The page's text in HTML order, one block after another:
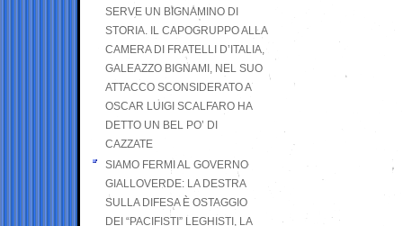
SERVE UN BIGNAMINO DI
STORIA. IL CAPOGRUPPO ALLA
CAMERA DI FRATELLI D’ITALIA,
GALEAZZO BIGNAMI, NEL SUO
ATTACCO SCONSIDERATO A
OSCAR LUIGI SCALFARO HA
DETTO UN BEL PO’ DI
CAZZATE
SIAMO FERMI AL GOVERNO
GIALLOVERDE: LA DESTRA
SULLA DIFESA È OSTAGGIO
DEI “PACIFISTI” LEGHISTI, LA